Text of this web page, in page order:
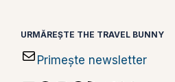
URMĂREȘTE THE TRAVEL BUNNY
Primește newsletter